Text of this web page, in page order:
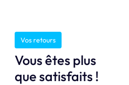
Vos retours
Vous êtes plus
que satisfaits !